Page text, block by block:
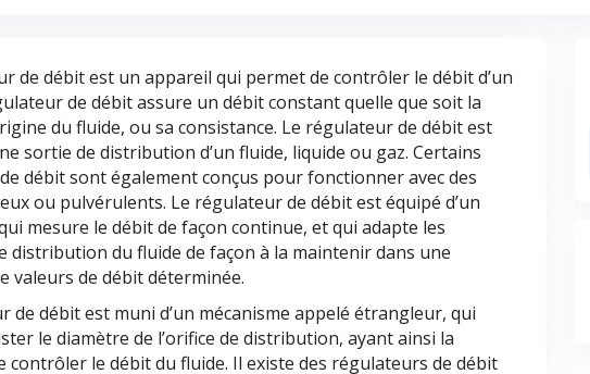
de débit est un appareil qui permet de contrôler le débit d’un
de débit assure un débit constant quelle que soit la
du fluide, ou sa consistance. Le régulateur de débit est
sortie de distribution d’un fluide, liquide ou gaz. Certains
débit sont également conçus pour fonctionner avec des
ou pulvérulents. Le régulateur de débit est équipé d’un
mesure le débit de façon continue, et qui adapte les
distribution du fluide de façon à la maintenir dans une
valeurs de débit déterminée.
de débit est muni d’un mécanisme appelé étrangleur, qui
le diamètre de l’orifice de distribution, ayant ainsi la
contrôler le débit du fluide. Il existe des régulateurs de débit